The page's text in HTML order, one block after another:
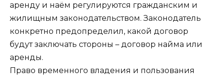
аренду и наём регулируются гражданским и
жилищным законодательством. Законодатель
конкретно предопределил, какой договор
будут заключать стороны – договор найма или
аренды.
Право временного владения и пользования